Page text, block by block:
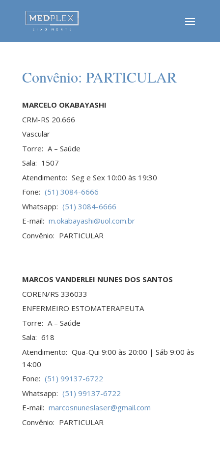
Convênio: PARTICULAR
MARCELO OKABAYASHI
CRM-RS 20.666
Vascular
Torre: A – Saúde
Sala: 1507
Atendimento: Seg e Sex 10:00 às 19:30
Fone: (51) 3084-6666
Whatsapp: (51) 3084-6666
E-mail: m.okabayashi@uol.com.br
Convênio: PARTICULAR
MARCOS VANDERLEI NUNES DOS SANTOS
COREN/RS 336033
ENFERMEIRO ESTOMATERAPEUTA
Torre: A – Saúde
Sala: 618
Atendimento: Qua-Qui 9:00 às 20:00 | Sáb 9:00 às
14:00
Fone: (51) 99137-6722
Whatsapp: (51) 99137-6722
E-mail: marcosnuneslaser@gmail.com
Convênio: PARTICULAR